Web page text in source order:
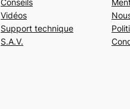
Vidéos
Support technique
S.A.V.